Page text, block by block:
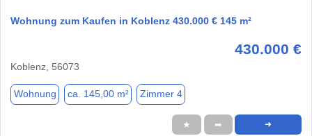
Wohnung zum Kaufen in Koblenz 430.000 € 145 m²
430.000 €
Koblenz, 56073
Wohnung ca. 145,00 m² Zimmer 4
★ ➦ ➜